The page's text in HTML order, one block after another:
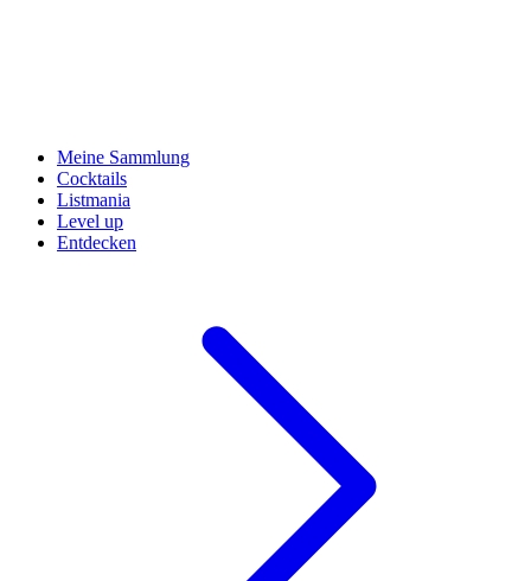
Meine Sammlung
Cocktails
Listmania
Level up
Entdecken